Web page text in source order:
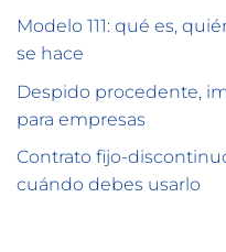
Modelo 111: qué es,
se hace
Despido procedente,
para empresas
Contrato fijo-
cuándo debes usarlo